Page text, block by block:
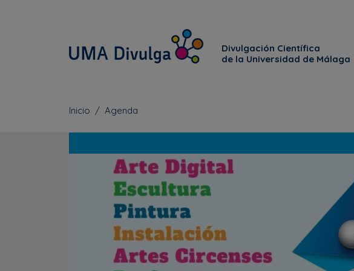
Divulgación Científica
de la Universidad de Málaga
Inicio Agenda